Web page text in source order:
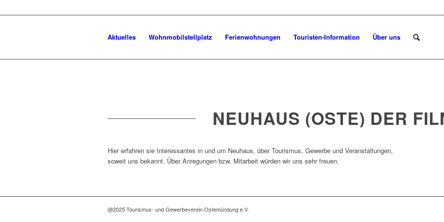
Aktuelles Wohnmobilstellplatz Ferienwohnungen Touristen-Information Über uns
NEUHAUS (OSTE) DER
Hier erfahren sie Interessantes in und um Neuhaus, über Tourismus, Gewerbe und Veranstaltungen,
soweit uns bekannt. Über Anregungen bzw. Mitarbeit würden wir uns sehr freuen.
@2025 Tourismus- und Gewerbeverein Ostemündung e.V.